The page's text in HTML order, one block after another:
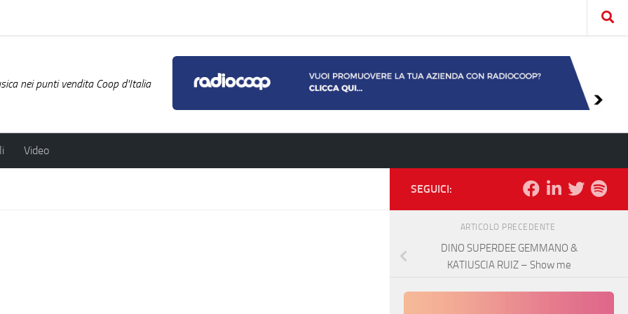
nei punti vendita Coop d'Italia
Video
SEGUICI:
ARTICOLO PRECEDENTE
DINO SUPERDEE GEMMANO &
KATIUSCIA RUIZ – Show me